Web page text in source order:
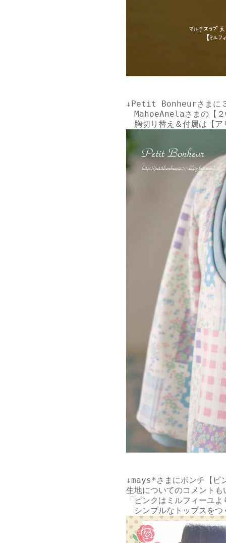
↓ Petit Bonheurさま に
MahoeAnelaさまの【
↓mays*さま にポンチ【ピ
生地についてのコメントも
「ピンクはミルフィー